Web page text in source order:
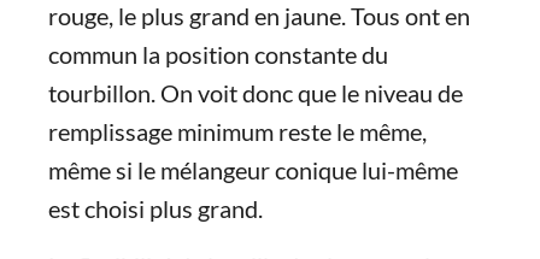
rouge, le plus grand en jaune. Tous ont en
commun la position constante du
tourbillon. On voit donc que le niveau de
remplissage minimum reste le même,
même si le mélangeur conique lui-même
est choisi plus grand.